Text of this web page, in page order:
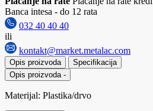
Banca intesa - do 12 rata
032 40 40 40
ili
kontakt@market.metalac.com
Opis proizvoda
Specifikacija
Opis proizvoda -
Materijal: Plastika/drvo